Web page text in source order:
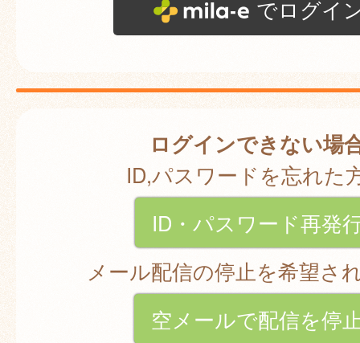
でログイ
ログインできない場
ID,パスワードを忘れた
ID・パスワード再発
メール配信の停止を希望さ
空メールで配信を停